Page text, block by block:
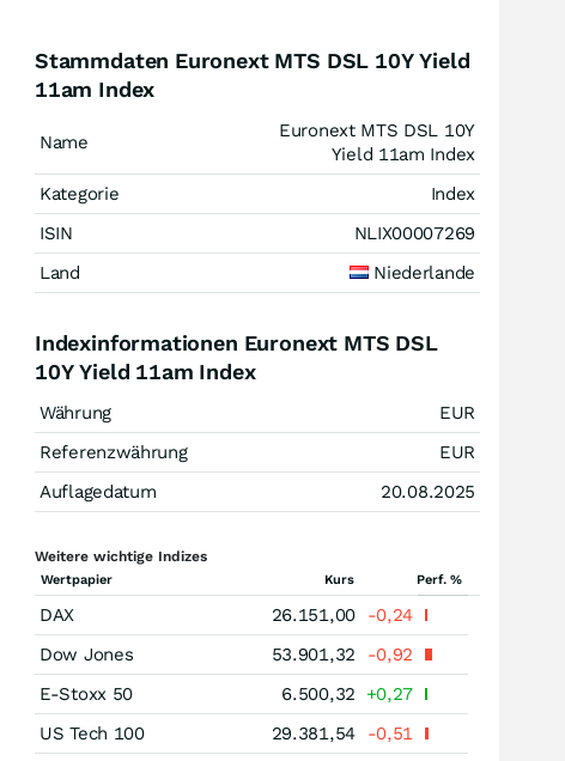
Stammdaten Euronext MTS DSL 10Y Yield
11am Index
Name
Euronext MTS DSL 10Y
Yield 11am Index
Kategorie
Index
ISIN
NLIX00007269
Land
Niederlande
Indexinformationen Euronext MTS DSL
10Y Yield 11am Index
Währung
EUR
Referenzwährung
EUR
Auflagedatum
20.08.2025
Weitere wichtige Indizes
Wertpapier Kurs Perf. %
DAX 26.151,00
-0,24
Dow Jones
53.901,32
-0,92
E-Stoxx 50
6.500,32
+0,27
US Tech 100
29.381,54
-0,51